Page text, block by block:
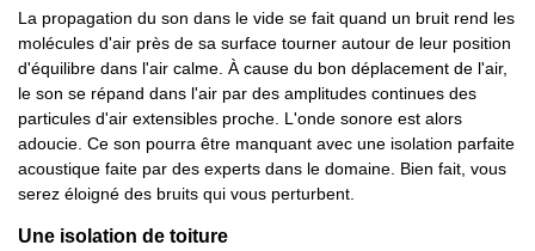
La propagation du son dans le vide se fait quand un bruit rend les
molécules d'air près de sa surface tourner autour de leur position
d'équilibre dans l'air calme. À cause du bon déplacement de l'air,
le son se répand dans l'air par des amplitudes continues des
particules d'air extensibles proche. L'onde sonore est alors
adoucie. Ce son pourra être manquant avec une isolation parfaite
acoustique faite par des experts dans le domaine. Bien fait, vous
serez éloigné des bruits qui vous perturbent.
Une isolation de toiture